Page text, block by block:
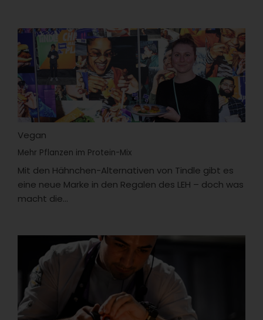
Vegan
Mehr Pflanzen im Protein-Mix
Mit den Hähnchen-Alternativen von Tindle gibt es
eine neue Marke in den Regalen des LEH – doch was
macht die...